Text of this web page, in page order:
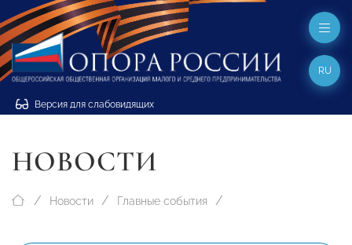
Версия для слабовидящих
RU
НОВОСТИ
Новости Главные события